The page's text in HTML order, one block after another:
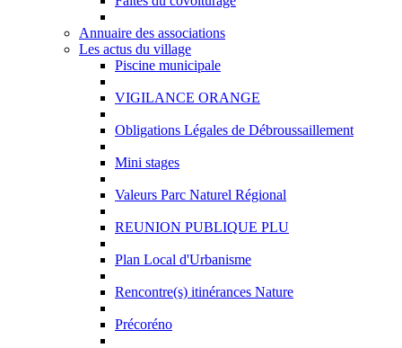
Annuaire des associations
Les actus du village
Piscine municipale
VIGILANCE ORANGE
Obligations Légales de Débroussaillement
Mini stages
Valeurs Parc Naturel Régional
REUNION PUBLIQUE PLU
Plan Local d'Urbanisme
Rencontre(s) itinérances Nature
Précoréno